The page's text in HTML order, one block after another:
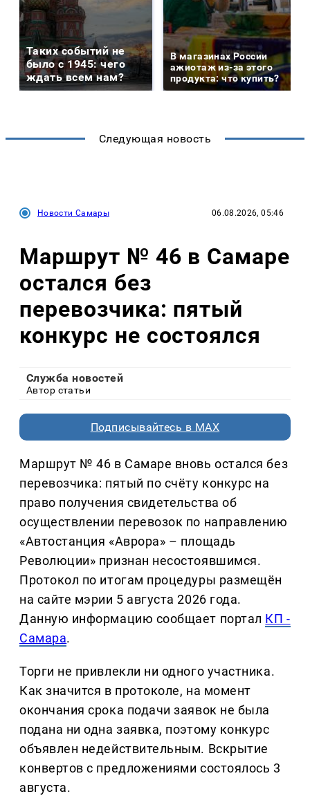
Таких событий не
было с 1945: чего
ждать всем нам?
В магазинах России
ажиотаж из-за этого
продукта: что купить?
Следующая новость
Новости Самары 06.08.2026, 05:46
Маршрут № 46 в Самаре
остался без
перевозчика: пятый
конкурс не состоялся
Служба новостей
Автор статьи
Подписывайтесь в MAX
Маршрут № 46 в Самаре вновь остался без
перевозчика: пятый по счёту конкурс на
право получения свидетельства об
осуществлении перевозок по направлению
«Автостанция «Аврора» – площадь
Революции» признан несостоявшимся.
Протокол по итогам процедуры размещён
на сайте мэрии 5 августа 2026 года.
Данную информацию сообщает портал КП -
Самара.
Торги не привлекли ни одного участника.
Как значится в протоколе, на момент
окончания срока подачи заявок не была
подана ни одна заявка, поэтому конкурс
объявлен недействительным. Вскрытие
конвертов с предложениями состоялось 3
августа.